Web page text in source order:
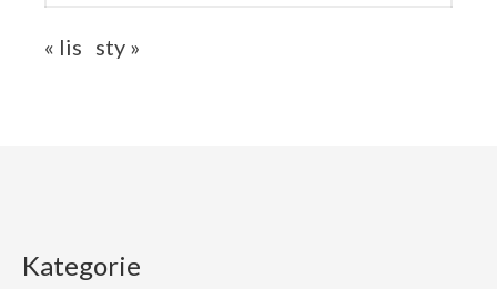
« lis sty »
Kategorie